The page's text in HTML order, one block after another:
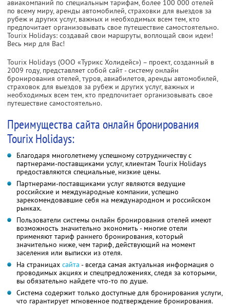
авиакомпаний по специальным тарифам, более 100 000 отелей
по всему миру, аренды автомобилей, страховки для выездов за
рубеж и других услуг, важных и необходимых всем тем, кто
предпочитает организовывать свое путешествие самостоятельно.
Tourix Holidays: создавай свои маршруты, воплощай свои идеи!
Весь мир для Вас!
Tourix Holidays (ООО «Турикс Холидейс») – проект, созданный в
2009 году, представляет собой сайт - систему онлайн
бронирования отелей, туров, авиабилетов, аренды автомобилей,
страховок для выездов за рубеж и других услуг, важных и
необходимых всем тем, кто предпочитает организовывать свое
путешествие самостоятельно.
Преимущества сайта онлайн бронирования
Tourix Holidays:
Благодаря многолетнему успешному сотрудничеству с
партнерами-поставщиками услуг, клиентам Tourix Holidays
предоставляются специальные, низкие цены.
Партнерами-поставщиками услуг являются ведущие
российские и международные компании, успешно
зарекомендовавшие себя на международном и российском
рынках.
Пользователи системы онлайн бронирования отелей имеют
возможность значительно экономить - многие отели
применяют тариф раннего бронирования, который
значительно ниже, чем тариф, действующий на момент
заселения или выписки из отеля.
На страницах сайта - всегда самая актуальная информация о
проводимых акциях и спецпредложениях, следя за которыми,
вы обязательно найдете что-то по душе.
Система содержит только доступные для бронирования услуги,
что гарантирует мгновенное подтверждение бронирования.